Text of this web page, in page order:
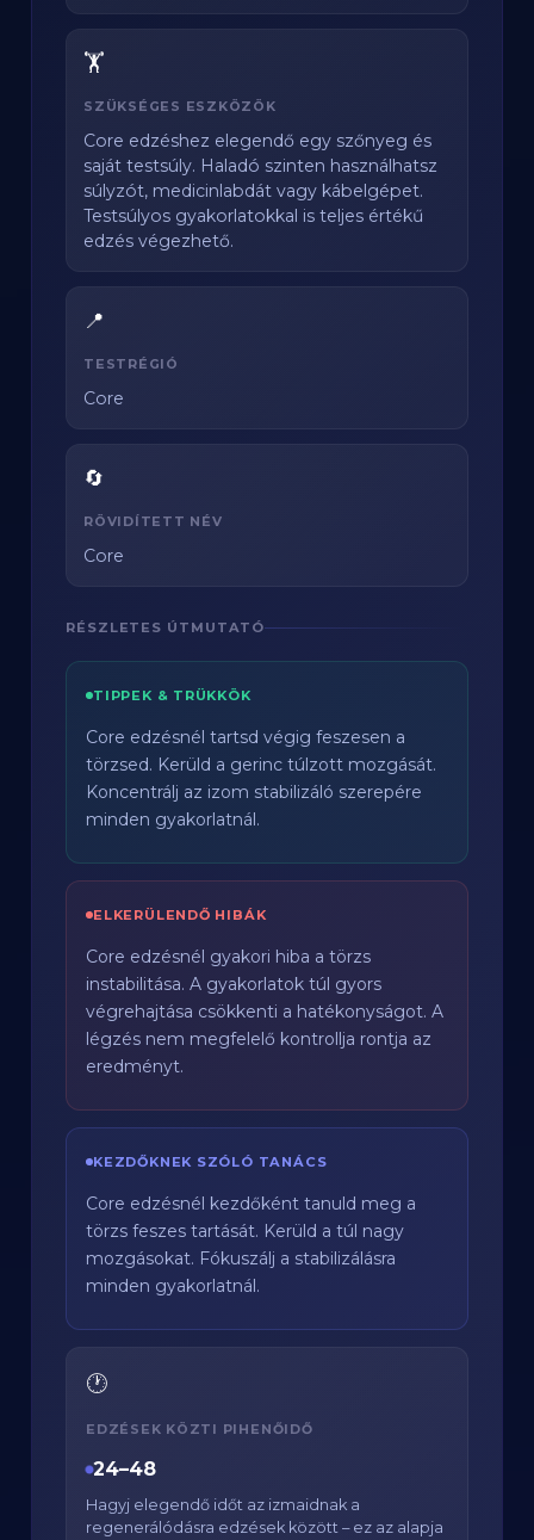
🏋️
SZÜKSÉGES ESZKÖZÖK
Core edzéshez elegendő egy szőnyeg és
saját testsúly. Haladó szinten használhatsz
súlyzót, medicinlabdát vagy kábelgépet.
Testsúlyos gyakorlatokkal is teljes értékű
edzés végezhető.
📍
TESTRÉGIÓ
Core
🔄
RÖVIDÍTETT NÉV
Core
RÉSZLETES ÚTMUTATÓ
TIPPEK & TRÜKKÖK
Core edzésnél tartsd végig feszesen a
törzsed. Kerüld a gerinc túlzott mozgását.
Koncentrálj az izom stabilizáló szerepére
minden gyakorlatnál.
ELKERÜLENDŐ HIBÁK
Core edzésnél gyakori hiba a törzs
instabilitása. A gyakorlatok túl gyors
végrehajtása csökkenti a hatékonyságot. A
légzés nem megfelelő kontrollja rontja az
eredményt.
KEZDŐKNEK SZÓLÓ TANÁCS
Core edzésnél kezdőként tanuld meg a
törzs feszes tartását. Kerüld a túl nagy
mozgásokat. Fókuszálj a stabilizálásra
minden gyakorlatnál.
🕐
EDZÉSEK KÖZTI PIHENŐIDŐ
24–48
Hagyj elegendő időt az izmaidnak a
regenerálódásra edzések között – ez az alapja